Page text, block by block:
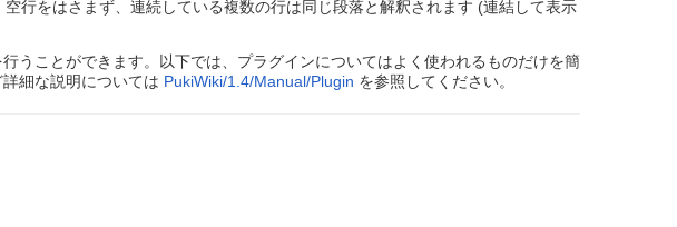
行をはさまず、連続している複数の行は同じ段落と解釈されます (連結して表示
うことができます。以下では、プラグインについてはよく使われるものだけを簡
細な説明については PukiWiki/1.4/Manual/Plugin を参照してください。